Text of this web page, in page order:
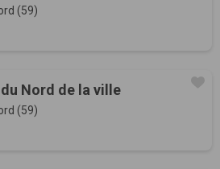
(59)
Nord de la ville
(59)